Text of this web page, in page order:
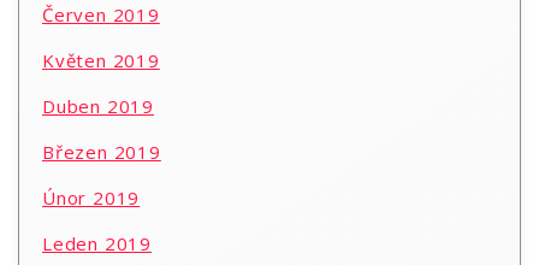
Červen 2019
Květen 2019
Duben 2019
Březen 2019
Únor 2019
Leden 2019